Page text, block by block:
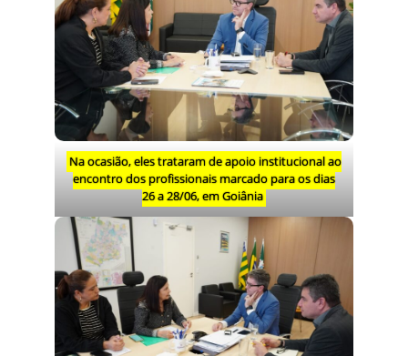
Na ocasião, eles trataram de apoio institucional ao
encontro dos profissionais marcado para os dias
26 a 28/06, em Goiânia